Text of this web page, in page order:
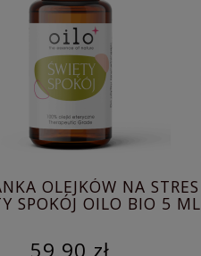
OLEJKÓW NA STRES
SPOKÓJ OILO BIO 5 ML
59,90 zł